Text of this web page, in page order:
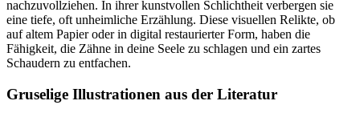
nachzuvollziehen. In ihrer kunstvollen Schlichtheit verbergen sie
eine tiefe, oft unheimliche Erzählung. Diese visuellen Relikte, ob
auf altem Papier oder in digital restaurierter Form, haben die
Fähigkeit, die Zähne in deine Seele zu schlagen und ein zartes
Schaudern zu entfachen.
Gruselige Illustrationen aus der Literatur